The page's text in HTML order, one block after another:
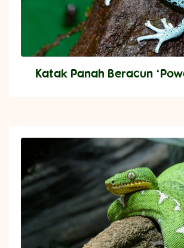
Katak Panah Beracun